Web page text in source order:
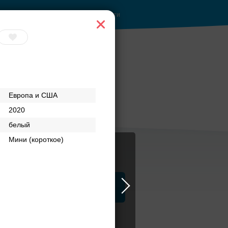
Европа и США
2020
белый
Мини (короткое)
Войти
отеле